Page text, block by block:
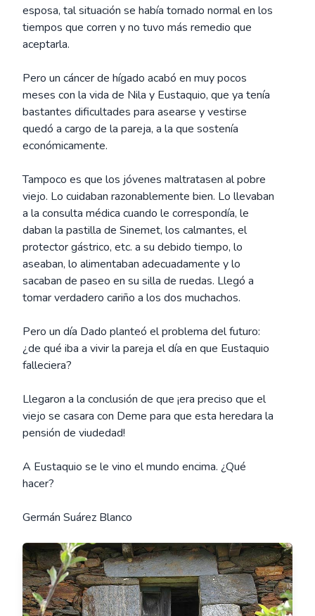
esposa, tal situación se había tornado normal en los
tiempos que corren y no tuvo más remedio que
aceptarla.
Pero un cáncer de hígado acabó en muy pocos
meses con la vida de Nila y Eustaquio, que ya tenía
bastantes dificultades para asearse y vestirse
quedó a cargo de la pareja, a la que sostenía
económicamente.
Tampoco es que los jóvenes maltratasen al pobre
viejo. Lo cuidaban razonablemente bien. Lo llevaban
a la consulta médica cuando le correspondía, le
daban la pastilla de Sinemet, los calmantes, el
protector gástrico, etc. a su debido tiempo, lo
aseaban, lo alimentaban adecuadamente y lo
sacaban de paseo en su silla de ruedas. Llegó a
tomar verdadero cariño a los dos muchachos.
Pero un día Dado planteó el problema del futuro:
¿de qué iba a vivir la pareja el día en que Eustaquio
falleciera?
Llegaron a la conclusión de que ¡era preciso que el
viejo se casara con Deme para que esta heredara la
pensión de viudedad!
A Eustaquio se le vino el mundo encima. ¿Qué
hacer?
Germán Suárez Blanco